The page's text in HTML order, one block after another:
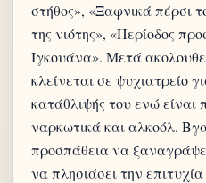
στήθος», «Ξαφνικά πέρσι
της νιότης», «Περίοδος
Ιγκουάνα». Μετά
κλείνεται σε ψυχιατρείο
κατάθλιψής του ενώ είναι
ναρκωτικά και αλκοόλ.
προσπάθεια να
να πλησιάσει την